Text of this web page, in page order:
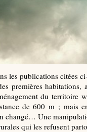
les publications citées
premières
du territoire
de 600 m ; mais
changé… Une
qui les refusent